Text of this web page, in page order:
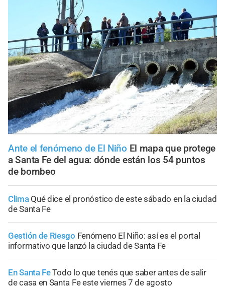
Ante el fenómeno de El Niño El mapa que protege
a Santa Fe del agua: dónde están los 54 puntos
de bombeo
Clima Qué dice el pronóstico de este sábado en la ciudad
de Santa Fe
Gestión de Riesgo Fenómeno El Niño: así es el portal
informativo que lanzó la ciudad de Santa Fe
En Santa FeTodo lo que tenés que saber antes de salir
de casa en Santa Fe este viernes 7 de agosto